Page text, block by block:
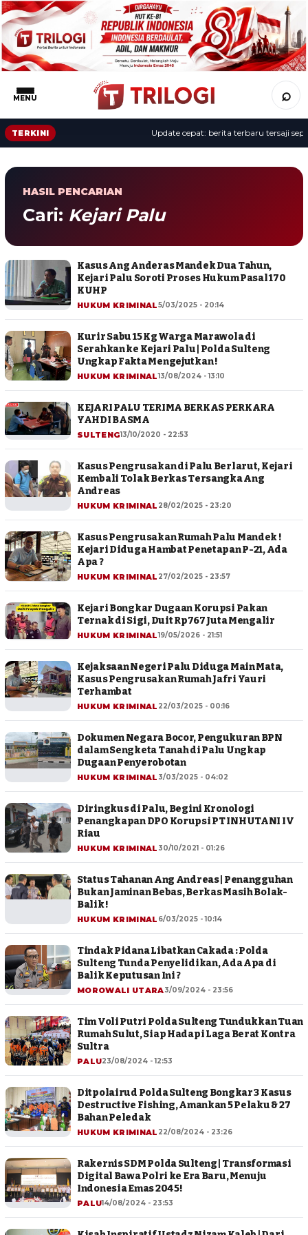
MENU ⌕
TERKINI Update cepat: berita terbaru tersaji
HASIL PENCARIAN
Cari: Kejari Palu
Kasus Ang Anderas Mandek Dua Tahun,
Kejari Palu Soroti Proses Hukum Pasal 170
KUHP
HUKUM KRIMINAL5/03/2025 - 20:14
Kurir Sabu 15 Kg Warga Marawola di
Serahkan ke Kejari Palu | Polda Sulteng
Ungkap Fakta Mengejutkan !
HUKUM KRIMINAL13/08/2024 - 13:10
KEJARI PALU TERIMA BERKAS PERKARA
YAHDI BASMA
SULTENG13/10/2020 - 22:53
Kasus Pengrusakan di Palu Berlarut, Kejari
Kembali Tolak Berkas Tersangka Ang
Andreas
HUKUM KRIMINAL 28/02/2025 - 23:20
Kasus Pengrusakan Rumah Palu Mandek !
Kejari Diduga Hambat Penetapan P-21, Ada
Apa ?
HUKUM KRIMINAL 27/02/2025 - 23:57
Kejari Bongkar Dugaan Korupsi Pakan
Ternak di Sigi, Duit Rp767 Juta Mengalir
HUKUM KRIMINAL19/05/2026 - 21:51
Kejaksaan Negeri Palu Diduga Main Mata,
Kasus Pengrusakan Rumah Jafri Yauri
Terhambat
HUKUM KRIMINAL 22/03/2025 - 00:16
Dokumen Negara Bocor, Pengukuran BPN
dalam Sengketa Tanah di Palu Ungkap
Dugaan Penyerobotan
HUKUM KRIMINAL 3/03/2025 - 04:02
Diringkus di Palu, Begini Kronologi
Penangkapan DPO Korupsi PT INHUTANI IV
Riau
HUKUM KRIMINAL 30/10/2021 - 01:26
Status Tahanan Ang Andreas | Penangguhan
Bukan Jaminan Bebas, Berkas Masih Bolak-
Balik !
HUKUM KRIMINAL 6/03/2025 - 10:14
Tindak Pidana Libatkan Cakada : Polda
Sulteng Tunda Penyelidikan, Ada Apa di
Balik Keputusan Ini ?
MOROWALI UTARA3/09/2024 - 23:56
Tim Voli Putri Polda Sulteng Tundukkan Tuan
Rumah Sulut, Siap Hadapi Laga Berat Kontra
Sultra
PALU23/08/2024 - 12:53
Ditpolairud Polda Sulteng Bongkar 3 Kasus
Destructive Fishing, Amankan 5 Pelaku & 27
Bahan Peledak
HUKUM KRIMINAL 22/08/2024 - 23:26
Rakernis SDM Polda Sulteng | Transformasi
Digital Bawa Polri ke Era Baru, Menuju
Indonesia Emas 2045!
PALU14/08/2024 - 23:53